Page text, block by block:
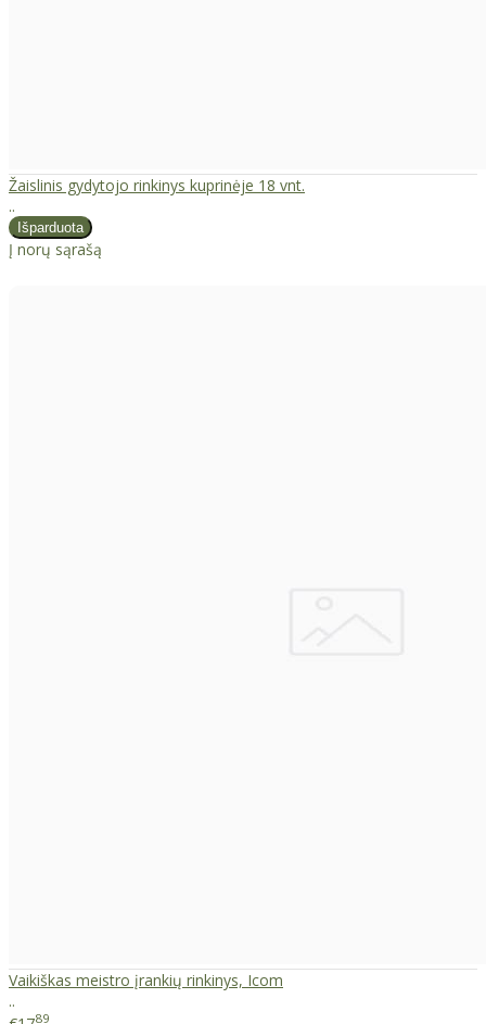
Žaislinis gydytojo rinkinys kuprinėje 18 vnt.
..
Į norų sąrašą
Vaikiškas meistro įrankių rinkinys, Icom
..
89